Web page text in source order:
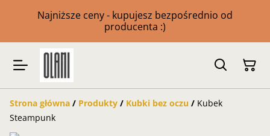
Najniższe ceny - kupujesz bezpośrednio od
producenta :)
Strona główna / Produkty / Kubki bez oczu / Kubek
Steampunk